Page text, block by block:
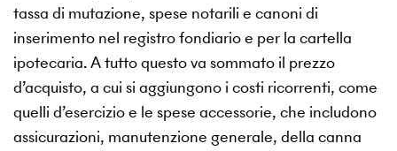
tassa di mutazione, spese notarili e canoni di
inserimento nel registro fondiario e per la cartella
ipotecaria. A tutto questo va sommato il prezzo
d’acquisto, a cui si aggiungono i costi ricorrenti, come
quelli d’esercizio e le spese accessorie, che includono
assicurazioni, manutenzione generale, della canna